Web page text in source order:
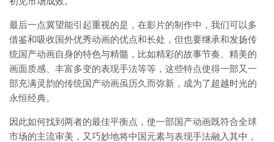
最后一点冀望能引起重视的是，在影片的制作中，我们可以多
借鉴和吸收国外优秀动画的优点和长处，但也要继承和发扬传
统国产动画自身的特色与精髓，比如精彩的故事节奏、精美的
画面质感、丰富多变的表现手法等等，这些特点使得一部又一
部充满灵韵的传统国产动画虽历久而弥新，成为了超越时光的
永恒经典。
因此如何找到两者的最佳平衡点，使一部国产动画既符合全球
市场的主流审美，又巧妙地将中国元素与表现手法融入其中，